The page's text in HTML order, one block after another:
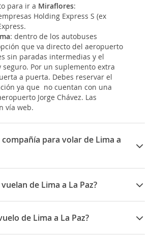
para ir a Miraflores:
Holding Express S (ex
: dentro de los autobuses
que va directo del aeropuerto
sin paradas intermedias y el
seguro. Por un suplemento extra
a puerta. Debes reservar el
ya que no cuentan con una
Jorge Chávez. Las
vía web.
compañía para volar de Lima a
para viajar entre Lima y La Paz
Peruvian Airlines
de Lima a La Paz?
de Lima a La Paz son:
Airlines, Avianca, Boliviana de
de Lima a La Paz?